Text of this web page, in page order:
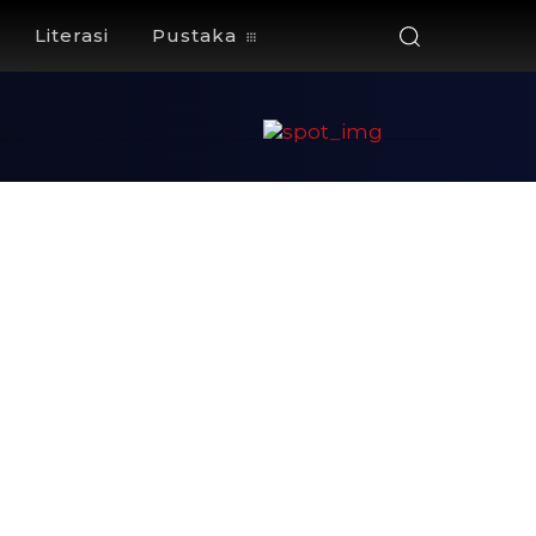
Literasi Pustaka